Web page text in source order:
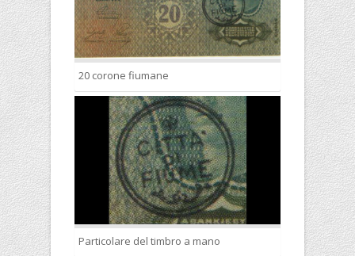
20 corone fiumane
Particolare del timbro a mano